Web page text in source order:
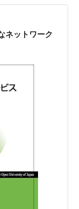
でOSPFを設
間ルーテ…
ネットワーク